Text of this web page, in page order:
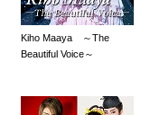
Kiho Maaya ～The
Beautiful Voice～